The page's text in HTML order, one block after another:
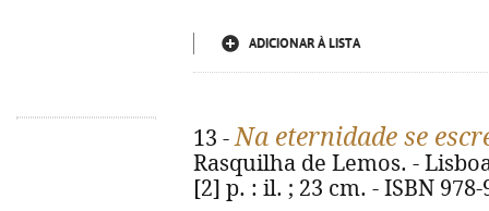
ADICIONAR À LISTA
13 -Na eternidade se
Rasquilha de Lemos. -
[2] p. : il. ; 23 cm. - ISBN 978-